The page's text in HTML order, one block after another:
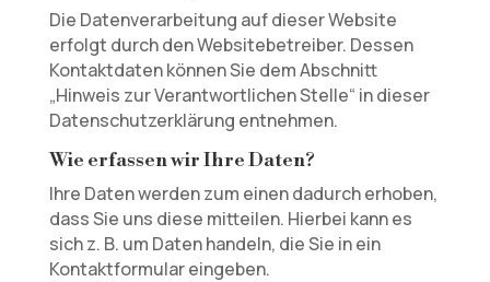
Die Datenverarbeitung auf dieser Website
erfolgt durch den Websitebetreiber. Dessen
Kontaktdaten können Sie dem Abschnitt
„Hinweis zur Verantwortlichen Stelle“ in dieser
Datenschutzerklärung entnehmen.
Wie erfassen wir Ihre Daten?
Ihre Daten werden zum einen dadurch erhoben,
dass Sie uns diese mitteilen. Hierbei kann es
sich z. B. um Daten handeln, die Sie in ein
Kontaktformular eingeben.